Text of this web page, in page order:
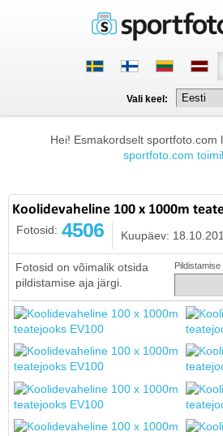
Vali keel:
Hei! Esmakordselt sportfoto.com
sportfoto.com
Koolidevaheline 100 x 1000m
Fotosid: 4506 Kuupäev:
Fotosid on võimalik otsida
pildistamise aja järgi.
Pildistamise